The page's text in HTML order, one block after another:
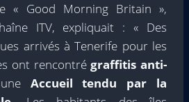
« Good Morning Britain »,
ITV, expliquait : « Des
arrivés à Tenerife pour les
ont rencontrégraffitis anti-
Accueil tendu par la